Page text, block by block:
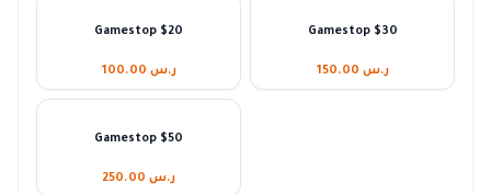
Gamestop $20
ر.س 100.00
Gamestop $30
ر.س 150.00
Gamestop $50
ر.س 250.00